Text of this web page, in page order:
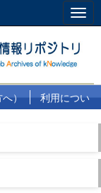
へ）
利用につい